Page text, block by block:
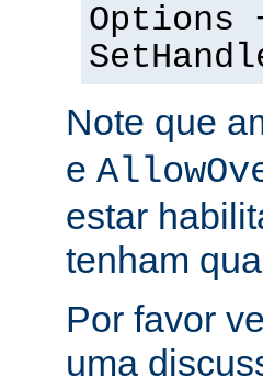
Options
Note que
e
estar
tenham
Por favor
uma